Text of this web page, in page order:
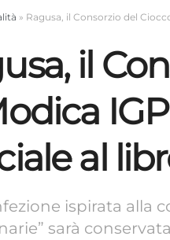
» Ragusa, il Consorzio del
il
al
ispirata alla
sarà